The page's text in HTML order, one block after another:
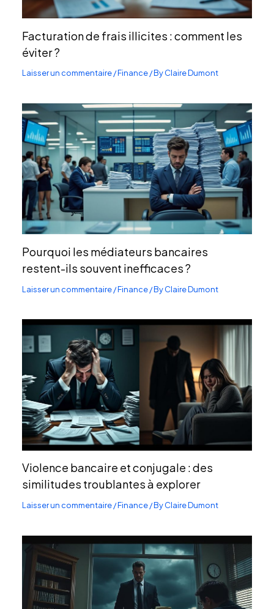
Facturation de frais illicites : comment les
éviter ?
Laisser un commentaire/Finance/ ByClaire Dumont
Pourquoi les médiateurs bancaires
restent-ils souvent inefficaces ?
Laisser un commentaire/Finance/ ByClaire Dumont
Violence bancaire et conjugale : des
similitudes troublantes à explorer
Laisser un commentaire/Finance/ ByClaire Dumont